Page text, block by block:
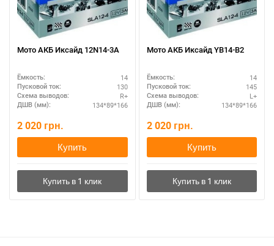
Мото АКБ Иксайд 12N14-3A
Ёмкость: 14
Пусковой ток: 130
Схема выводов: R+
ДШВ (мм): 134*89*166
2 020 грн.
Купить
Мото АКБ Иксайд YB14-B2
Ёмкость: 14
Пусковой ток: 145
Схема выводов: L+
ДШВ (мм): 134*89*166
2 020 грн.
Купить